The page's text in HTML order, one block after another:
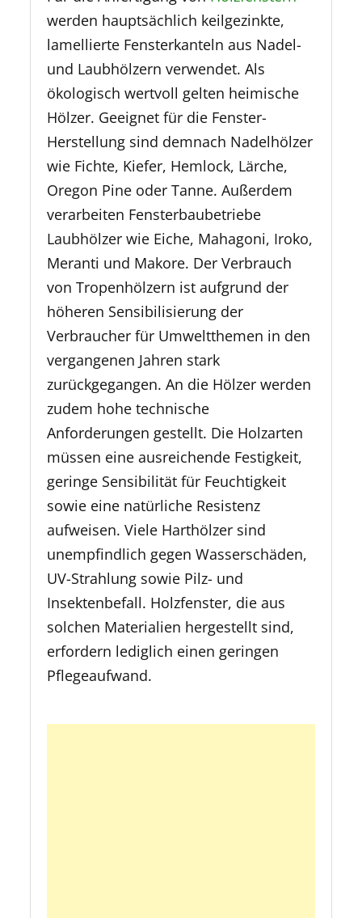
werden hauptsächlich keilgezinkte,
lamellierte Fensterkanteln aus Nadel-
und Laubhölzern verwendet. Als
ökologisch wertvoll gelten heimische
Hölzer. Geeignet für die Fenster-
Herstellung sind demnach Nadelhölzer
wie Fichte, Kiefer, Hemlock, Lärche,
Oregon Pine oder Tanne. Außerdem
verarbeiten Fensterbaubetriebe
Laubhölzer wie Eiche, Mahagoni, Iroko,
Meranti und Makore. Der Verbrauch
von Tropenhölzern ist aufgrund der
höheren Sensibilisierung der
Verbraucher für Umweltthemen in den
vergangenen Jahren stark
zurückgegangen. An die Hölzer werden
zudem hohe technische
Anforderungen gestellt. Die Holzarten
müssen eine ausreichende Festigkeit,
geringe Sensibilität für Feuchtigkeit
sowie eine natürliche Resistenz
aufweisen. Viele Harthölzer sind
unempfindlich gegen Wasserschäden,
UV-Strahlung sowie Pilz- und
Insektenbefall. Holzfenster, die aus
solchen Materialien hergestellt sind,
erfordern lediglich einen geringen
Pflegeaufwand.